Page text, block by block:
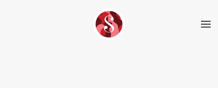
Skip to main content